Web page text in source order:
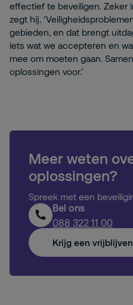
effectief te beveiligen. Zeker
zegt hij.
gebieden, en dat brengt
iets wat we accepteren en
mee om moeten gaan.
oplossingen voor.’
Meer weten
oplossingen?
Spreek met een
Bel ons
088 322 11 00
Krijg een